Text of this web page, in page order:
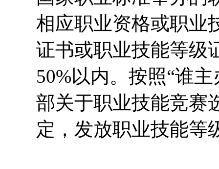
相应职业资格或职业
证书或职业技能等级
50%以内。按照“谁
部关于职业技能竞赛
定，发放职业技能等